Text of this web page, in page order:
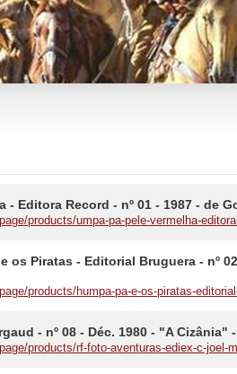
- Editora Record - nº 01 - 1987 - de
products/umpa-pa-pele-vermelha-
e os Piratas - Editorial Bruguera - nº
products/humpa-pa-e-os-piratas-
- nº 08 - Déc. 1980 - "A
products/rf-foto-aventuras-ediex-c-joel-